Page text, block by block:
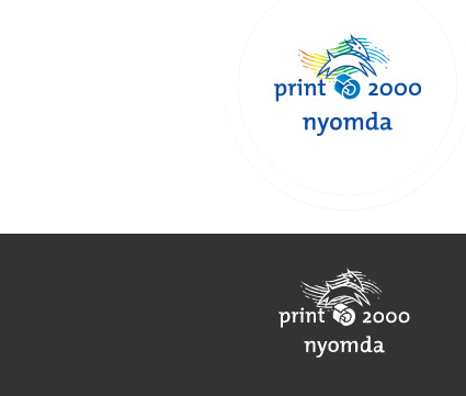
Nyomda Kft.
6000 Kecskemét,
Nyomda u 8.